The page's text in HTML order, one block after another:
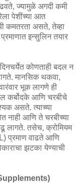
ज्यामुळे अगदी कमी
पेशींच्या आत
कमतरता असते, तेव्हा
इन्सुलिन तयार
कोणताही बदल न
मानसिक थकवा,
भूक लागणे ही
कर्बोदके आणि चरबीचे
असते. त्याच्या
नाही आणि ते चरबीच्या
लागते. तसेच, क्रोमियम
प्रमाण वाढते आणि
झटका येण्याची